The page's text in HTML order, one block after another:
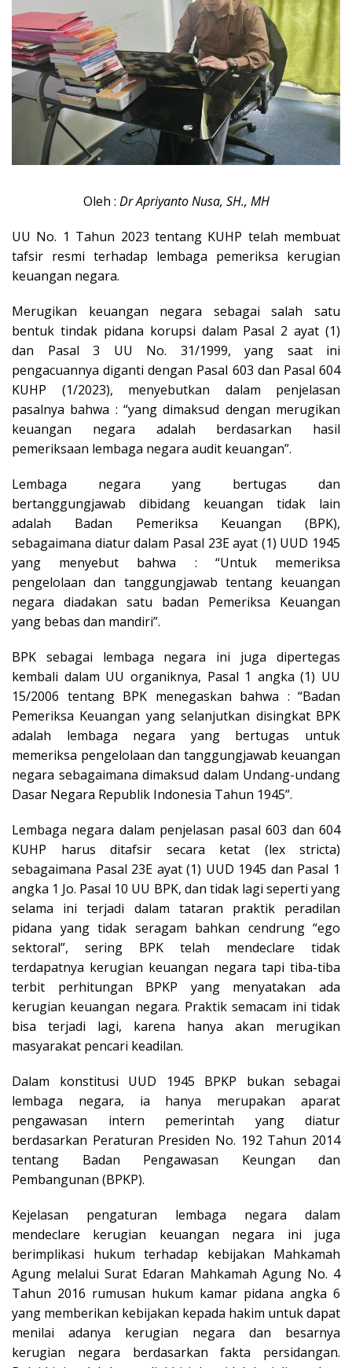
Oleh : Dr Apriyanto Nusa, SH., MH
UU No. 1 Tahun 2023 tentang KUHP telah membuat
tafsir resmi terhadap lembaga pemeriksa kerugian
keuangan negara.
Merugikan keuangan negara sebagai salah satu
bentuk tindak pidana korupsi dalam Pasal 2 ayat (1)
dan Pasal 3 UU No. 31/1999, yang saat ini
pengacuannya diganti dengan Pasal 603 dan Pasal 604
KUHP (1/2023), menyebutkan dalam penjelasan
pasalnya bahwa : “yang dimaksud dengan merugikan
keuangan negara adalah berdasarkan hasil
pemeriksaan lembaga negara audit keuangan”.
Lembaga negara yang bertugas dan
bertanggungjawab dibidang keuangan tidak lain
adalah Badan Pemeriksa Keuangan (BPK),
sebagaimana diatur dalam Pasal 23E ayat (1) UUD 1945
yang menyebut bahwa : “Untuk memeriksa
pengelolaan dan tanggungjawab tentang keuangan
negara diadakan satu badan Pemeriksa Keuangan
yang bebas dan mandiri”.
BPK sebagai lembaga negara ini juga dipertegas
kembali dalam UU organiknya, Pasal 1 angka (1) UU
15/2006 tentang BPK menegaskan bahwa : “Badan
Pemeriksa Keuangan yang selanjutkan disingkat BPK
adalah lembaga negara yang bertugas untuk
memeriksa pengelolaan dan tanggungjawab keuangan
negara sebagaimana dimaksud dalam Undang-undang
Dasar Negara Republik Indonesia Tahun 1945”.
Lembaga negara dalam penjelasan pasal 603 dan 604
KUHP harus ditafsir secara ketat (lex stricta)
sebagaimana Pasal 23E ayat (1) UUD 1945 dan Pasal 1
angka 1 Jo. Pasal 10 UU BPK, dan tidak lagi seperti yang
selama ini terjadi dalam tataran praktik peradilan
pidana yang tidak seragam bahkan cendrung “ego
sektoral”, sering BPK telah mendeclare tidak
terdapatnya kerugian keuangan negara tapi tiba-tiba
terbit perhitungan BPKP yang menyatakan ada
kerugian keuangan negara. Praktik semacam ini tidak
bisa terjadi lagi, karena hanya akan merugikan
masyarakat pencari keadilan.
Dalam konstitusi UUD 1945 BPKP bukan sebagai
lembaga negara, ia hanya merupakan aparat
pengawasan intern pemerintah yang diatur
berdasarkan Peraturan Presiden No. 192 Tahun 2014
tentang Badan Pengawasan Keungan dan
Pembangunan (BPKP).
Kejelasan pengaturan lembaga negara dalam
mendeclare kerugian keuangan negara ini juga
berimplikasi hukum terhadap kebijakan Mahkamah
Agung melalui Surat Edaran Mahkamah Agung No. 4
Tahun 2016 rumusan hukum kamar pidana angka 6
yang memberikan kebijakan kepada hakim untuk dapat
menilai adanya kerugian negara dan besarnya
kerugian negara berdasarkan fakta persidangan.